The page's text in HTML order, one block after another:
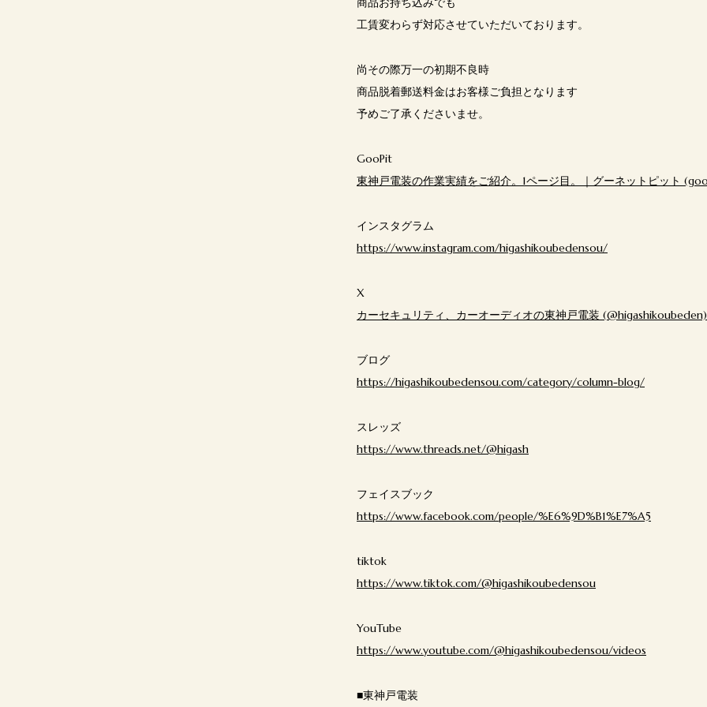
工賃変わらず対応させていただいております。
尚その際万一の初期不良時
商品脱着郵送料金はお客様ご負担となります
予めご了承くださいませ。
GooPit
東神戸電装の作業実績をご紹介。1ページ目。｜グーネットピット
インスタグラム
https://www.instagram.com/higashikoubedensou/
X
カーセキュリティ、カーオーディオの東神戸電装
ブログ
https://higashikoubedensou.com/category/column-blog/
スレッズ
https://www.threads.net/@higash
フェイスブック
https://www.facebook.com/people/%E6%9D%B1%E7%A5
tiktok
https://www.tiktok.com/@higashikoubedensou
YouTube
https://www.youtube.com/@higashikoubedensou/videos
■東神戸電装